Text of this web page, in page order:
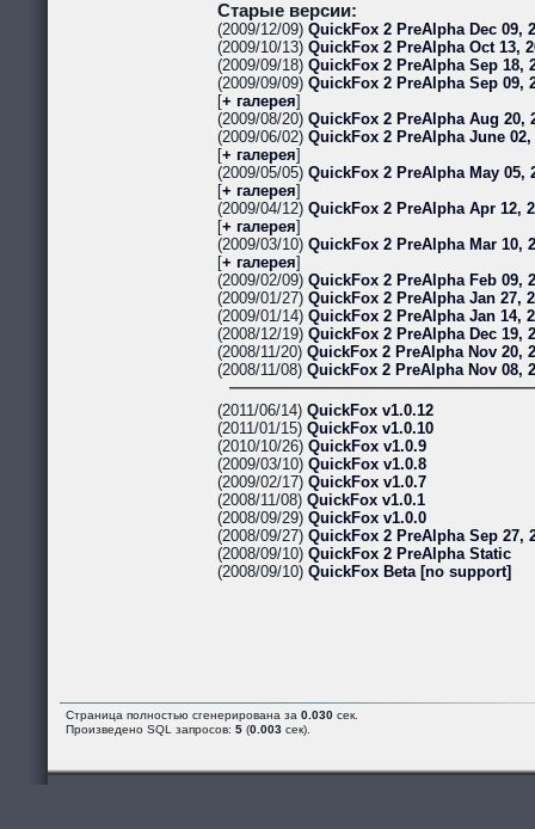
Старые версии:
(2009/12/09) QuickFox 2 PreAlpha Dec 09,
(2009/10/13) QuickFox 2 PreAlpha Oct 13,
(2009/09/18) QuickFox 2 PreAlpha Sep 18,
(2009/09/09) QuickFox 2 PreAlpha Sep 09,
[+ галерея]
(2009/08/20) QuickFox 2 PreAlpha Aug 20,
(2009/06/02) QuickFox 2 PreAlpha June 02,
[+ галерея]
(2009/05/05) QuickFox 2 PreAlpha May 05,
[+ галерея]
(2009/04/12) QuickFox 2 PreAlpha Apr 12,
[+ галерея]
(2009/03/10) QuickFox 2 PreAlpha Mar 10,
[+ галерея]
(2009/02/09) QuickFox 2 PreAlpha Feb 09,
(2009/01/27) QuickFox 2 PreAlpha Jan 27,
(2009/01/14) QuickFox 2 PreAlpha Jan 14,
(2008/12/19) QuickFox 2 PreAlpha Dec 19,
(2008/11/20) QuickFox 2 PreAlpha Nov 20,
(2008/11/08) QuickFox 2 PreAlpha Nov 08,
(2011/06/14) QuickFox v1.0.12
(2011/01/15) QuickFox v1.0.10
(2010/10/26) QuickFox v1.0.9
(2009/03/10) QuickFox v1.0.8
(2009/02/17) QuickFox v1.0.7
(2008/11/08) QuickFox v1.0.1
(2008/09/29) QuickFox v1.0.0
(2008/09/27) QuickFox 2 PreAlpha Sep 27,
(2008/09/10) QuickFox 2 PreAlpha Static
(2008/09/10) QuickFox Beta [no support]
Страница полностью сгенерирована за 0.030 сек.
Произведено SQL запросов: 5 (0.003 сек).